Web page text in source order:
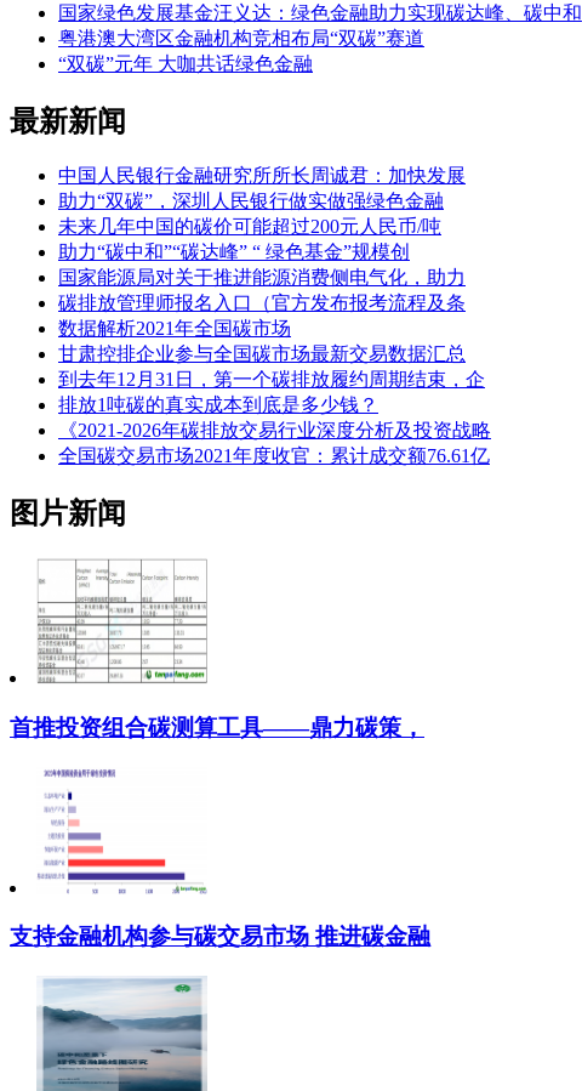
国家绿色发展基金汪义达：绿色金融助力实现碳达峰、碳中和
粤港澳大湾区金融机构竞相布局“双碳”赛道
“双碳”元年 大咖共话绿色金融
最新新闻
中国人民银行金融研究所所长周诚君：加快发展
助力“双碳”，深圳人民银行做实做强绿色金融
未来几年中国的碳价可能超过200元人民币/吨
助力“碳中和”“碳达峰” “ 绿色基金”规模创
国家能源局对关于推进能源消费侧电气化，助力
碳排放管理师报名入口（官方发布报考流程及条
数据解析2021年全国碳市场
甘肃控排企业参与全国碳市场最新交易数据汇总
到去年12月31日，第一个碳排放履约周期结束，企
排放1吨碳的真实成本到底是多少钱？
《2021-2026年碳排放交易行业深度分析及投资战略
全国碳交易市场2021年度收官：累计成交额76.61亿
图片新闻
首推投资组合碳测算工具——鼎力碳策，
支持金融机构参与碳交易市场 推进碳金融